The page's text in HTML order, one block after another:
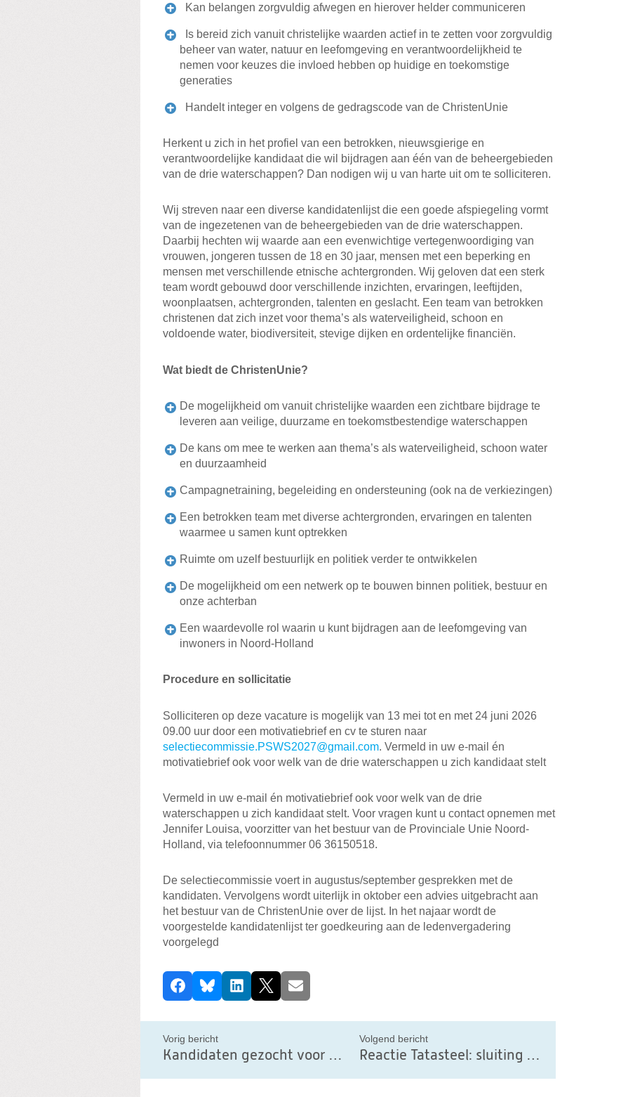
Kan belangen zorgvuldig afwegen en hierover helder communiceren
Is bereid zich vanuit christelijke waarden actief in te zetten voor zorgvuldig
beheer van water, natuur en leefomgeving en verantwoordelijkheid te
nemen voor keuzes die invloed hebben op huidige en toekomstige
generaties
Handelt integer en volgens de gedragscode van de ChristenUnie
Herkent u zich in het profiel van een betrokken, nieuwsgierige en
verantwoordelijke kandidaat die wil bijdragen aan één van de beheergebieden
van de drie waterschappen? Dan nodigen wij u van harte uit om te solliciteren.
Wij streven naar een diverse kandidatenlijst die een goede afspiegeling vormt
van de ingezetenen van de beheergebieden van de drie waterschappen.
Daarbij hechten wij waarde aan een evenwichtige vertegenwoordiging van
vrouwen, jongeren tussen de 18 en 30 jaar, mensen met een beperking en
mensen met verschillende etnische achtergronden. Wij geloven dat een sterk
team wordt gebouwd door verschillende inzichten, ervaringen, leeftijden,
woonplaatsen, achtergronden, talenten en geslacht. Een team van betrokken
christenen dat zich inzet voor thema’s als waterveiligheid, schoon en
voldoende water, biodiversiteit, stevige dijken en ordentelijke financiën.
Wat biedt de ChristenUnie?
De mogelijkheid om vanuit christelijke waarden een zichtbare bijdrage te
leveren aan veilige, duurzame en toekomstbestendige waterschappen
De kans om mee te werken aan thema’s als waterveiligheid, schoon water
en duurzaamheid
Campagnetraining, begeleiding en ondersteuning (ook na de verkiezingen)
Een betrokken team met diverse achtergronden, ervaringen en talenten
waarmee u samen kunt optrekken
Ruimte om uzelf bestuurlijk en politiek verder te ontwikkelen
De mogelijkheid om een netwerk op te bouwen binnen politiek, bestuur en
onze achterban
Een waardevolle rol waarin u kunt bijdragen aan de leefomgeving van
inwoners in Noord-Holland
Procedure en sollicitatie
Solliciteren op deze vacature is mogelijk van 13 mei tot en met 24 juni 2026
09.00 uur door een motivatiebrief en cv te sturen naar
selectiecommissie.PSWS2027@gmail.com. Vermeld in uw e-mail én
motivatiebrief ook voor welk van de drie waterschappen u zich kandidaat stelt
Vermeld in uw e-mail én motivatiebrief ook voor welk van de drie
waterschappen u zich kandidaat stelt. Voor vragen kunt u contact opnemen met
Jennifer Louisa, voorzitter van het bestuur van de Provinciale Unie Noord-
Holland, via telefoonnummer 06 36150518.
De selectiecommissie voert in augustus/september gesprekken met de
kandidaten. Vervolgens wordt uiterlijk in oktober een advies uitgebracht aan
het bestuur van de ChristenUnie over de lijst. In het najaar wordt de
voorgestelde kandidatenlijst ter goedkeuring aan de ledenvergadering
voorgelegd
D
e
e
l
d
FacebookBlueskyLinkedIn
X E-mail
Vorig bericht
Kandidaten gezocht voor de Provinciale Staten van Noord-Holland – ChristenUnie
Volgend bericht
Reactie Tatasteel: sluiting Kooksgasfabrieken 1&2